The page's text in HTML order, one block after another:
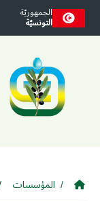
Skip to main
الجمهوريّة
التونسيّة
المؤسسات